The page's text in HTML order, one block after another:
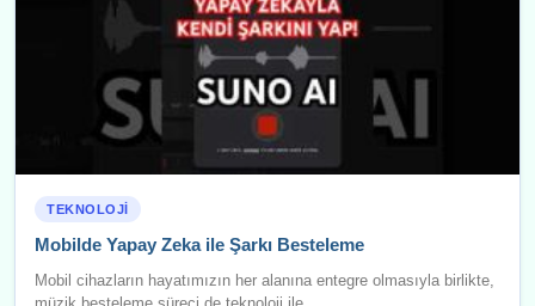
TEKNOLOJI
Mobilde Yapay Zeka ile Şarkı Besteleme
Mobil cihazların hayatımızın her alanına entegre olmasıyla birlikte,